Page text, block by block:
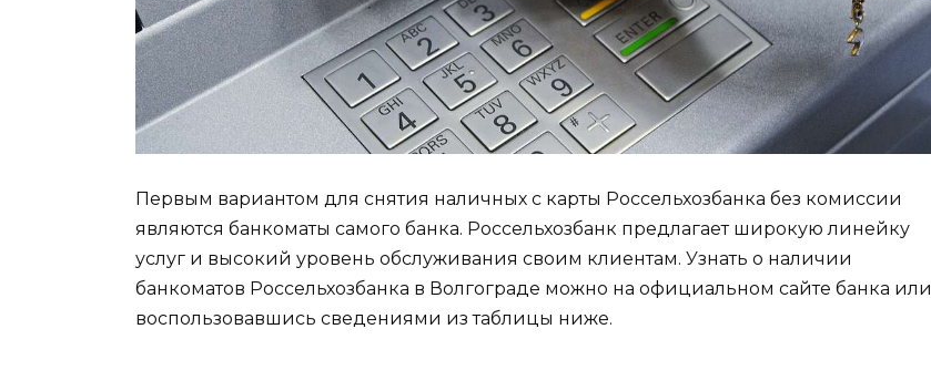
Первым вариантом для снятия наличных с карты Россельхозбанка без комиссии
являются банкоматы самого банка. Россельхозбанк предлагает широкую линейку
услуг и высокий уровень обслуживания своим клиентам. Узнать о наличии
банкоматов Россельхозбанка в Волгограде можно на официальном сайте банка или
воспользовавшись сведениями из таблицы ниже.